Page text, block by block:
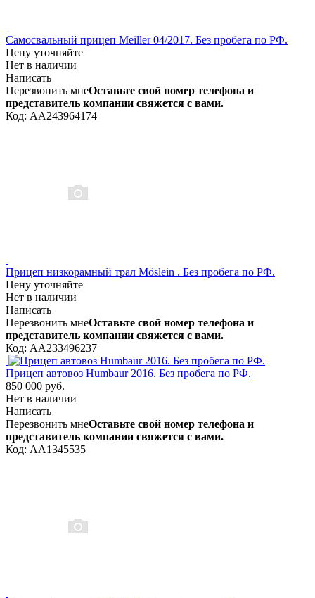
Самосвальный прицеп Meiller 04/2017. Без пробега по РФ.
Цену уточняйте
Нет в наличии
Написать
Перезвонить мнеОставьте свой номер телефона и
представитель компании свяжется с вами.
Код: AA243964174
Прицеп низкорамный трал Möslein . Без пробега по РФ.
Цену уточняйте
Нет в наличии
Написать
Перезвонить мнеОставьте свой номер телефона и
представитель компании свяжется с вами.
Код: AA233496237
Прицеп автовоз Humbaur 2016. Без пробега по РФ.
850 000 руб.
Нет в наличии
Написать
Перезвонить мнеОставьте свой номер телефона и
представитель компании свяжется с вами.
Код: AA1345535